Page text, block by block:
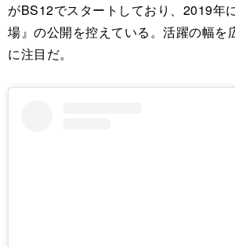
がBS12でスタートしており、2019年
場』の公開を控えている。活躍の幅を
に注目だ。